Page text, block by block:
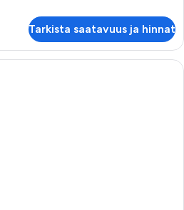
Tarkista saatavuus ja hinnat